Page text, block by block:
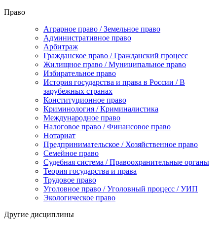
Право
Аграрное право / Земельное право
Административное право
Арбитраж
Гражданское право / Гражданский процесс
Жилищное право / Муниципальное право
Избирательное право
История государства и права в России / В
зарубежных странах
Конституционное право
Криминология / Криминалистика
Международное право
Налоговое право / Финансовое право
Нотариат
Предпринимательское / Хозяйственное право
Семейное право
Судебная система / Правоохранительные органы
Теория государства и права
Трудовое право
Уголовное право / Уголовный процесс / УИП
Экологическое право
Другие дисциплины